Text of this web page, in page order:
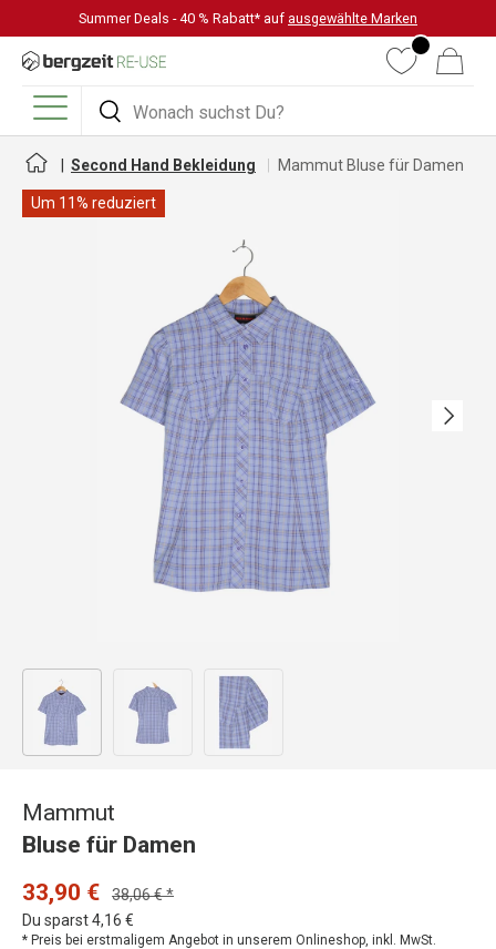
DIREKT ZUM INHALT
Summer Deals - 40 % Rabatt* auf ausgewählte Marken
Suchen
Suchen
WunschlisteWarenkorb
Menü
Second Hand Bekleidung Mammut Bluse für Damen
Um 11% reduziert
Nächste
Bild 1 in Galerieansicht laden
Mammut
Bluse für Damen
33,90 €
38,06 € *
Du sparst 4,16 €
* Preis bei erstmaligem Angebot in unserem Onlineshop, inkl. MwSt.